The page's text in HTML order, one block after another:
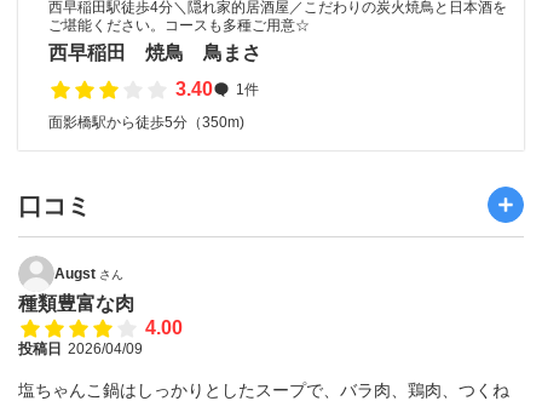
西早稲田駅徒歩4分＼隠れ家的居酒屋／こだわりの炭火焼鳥と日本酒を
ご堪能ください。コースも多種ご用意☆
西早稲田 焼鳥 鳥まさ
3.40
1件
面影橋駅から徒歩5分（350m)
口コミ
Augst さん
種類豊富な肉
4.00
投稿日 2026/04/09
塩ちゃんこ鍋はしっかりとしたスープで、バラ肉、鶏肉、つくね